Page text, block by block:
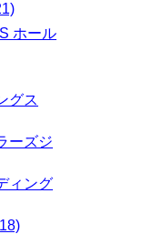
ホール
グス
ーズジ
ィング